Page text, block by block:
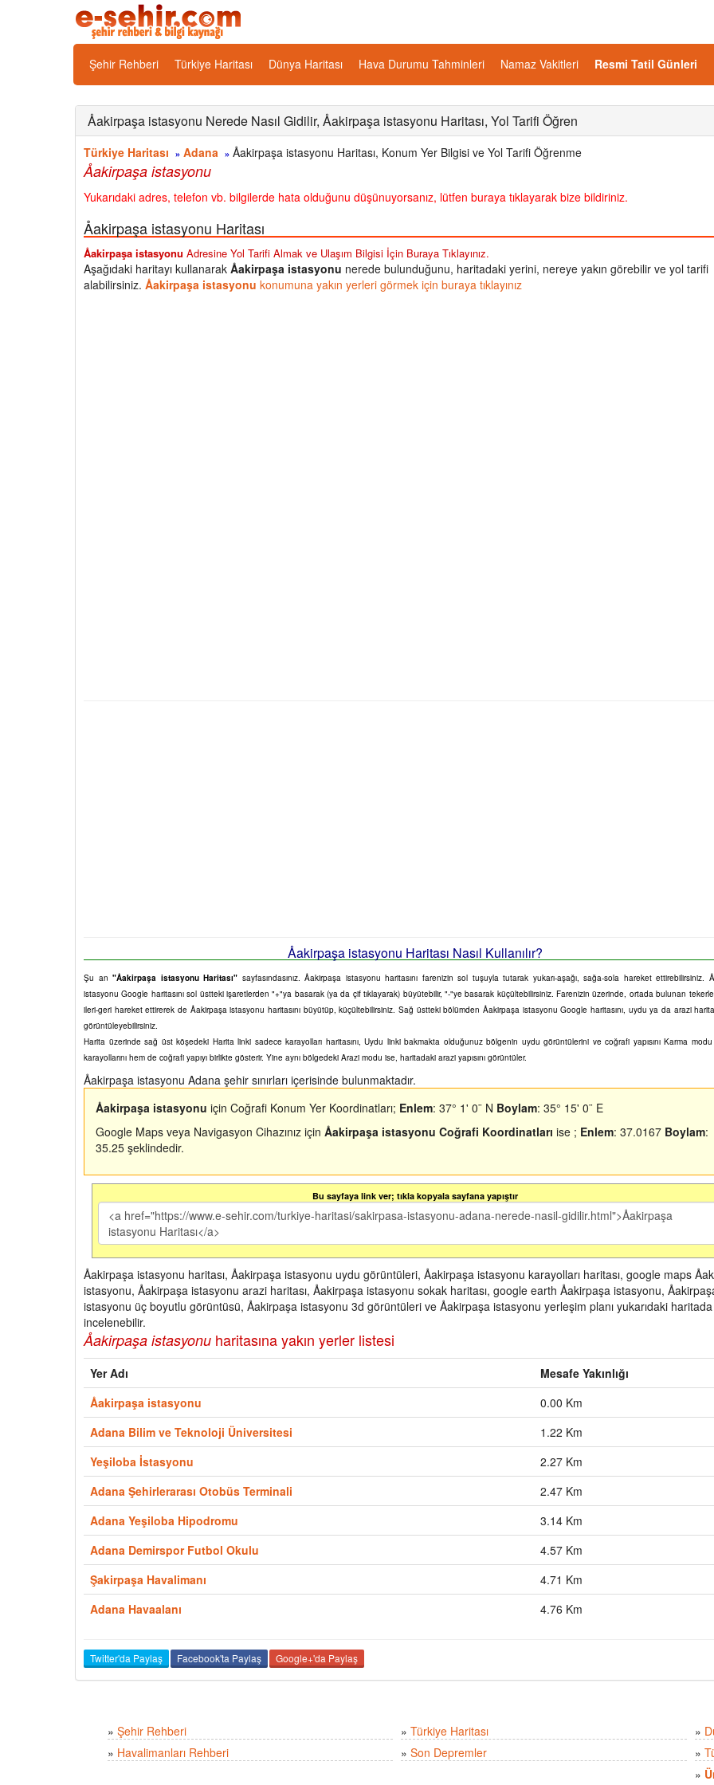
Şehir Rehberi Türkiye Haritası Dünya Haritası Hava Durumu Tahminleri Namaz Vakitleri Resmi Tatil Günleri
Åakirpaşa istasyonu Nerede Nasıl Gidilir, Åakirpaşa istasyonu Haritası, Yol Tarifi Öğren
Türkiye Haritası » Adana » Åakirpaşa istasyonu Haritası, Konum Yer Bilgisi ve Yol Tarifi Öğrenme
Åakirpaşa istasyonu
Yukarıdaki adres, telefon vb. bilgilerde hata olduğunu düşünuyorsanız, lütfen buraya tıklayarak bize bildiriniz.
Åakirpaşa istasyonu Haritası
Åakirpaşa istasyonu Adresine Yol Tarifi Almak ve Ulaşım Bilgisi İçin Buraya Tıklayınız.
Aşağıdaki haritayı kullanarak Åakirpaşa istasyonu nerede bulunduğunu, haritadaki yerini, nereye yakın görebilir ve yol tarifi
alabilirsiniz. Åakirpaşa istasyonu konumuna yakın yerleri görmek için buraya tıklayınız
Åakirpaşa istasyonu Haritası Nasıl Kullanılır?
Şu an"Åakirpaşa istasyonu Haritası" sayfasındasınız. Åakirpaşa istasyonu haritasını farenizin sol tuşuyla tutarak yukarı-aşağı, sağa-sola hareket ettirebilirsiniz.
istasyonu Google haritasını sol üstteki işaretlerden "+"ya basarak (ya da çif tıklayarak) büyütebilir, "-"ye basarak küçültebilirsiniz. Farenizin üzerinde, ortada bulunan
ileri-geri hareket ettirerek de Åakirpaşa istasyonu haritasını büyütüp, küçültebilirsiniz. Sağ üstteki bölümden Åakirpaşa istasyonu Google haritasını, uydu ya da arazi
görüntüleyebilirsiniz.
Harita üzerinde sağ üst köşedeki Harita linki sadece karayolları haritasını, Uydu linki bakmakta olduğunuz bölgenin uydu görüntülerini ve coğrafi yapısını Karma
karayollarını hem de coğrafi yapıyı birlikte gösterir. Yine aynı bölgedeki Arazi modu ise, haritadaki arazi yapısını görüntüler.
Åakirpaşa istasyonu Adana şehir sınırları içerisinde bulunmaktadır.
Åakirpaşa istasyonu için Coğrafi Konum Yer Koordinatları; Enlem: 37° 1' 0¨ N Boylam: 35° 15' 0¨ E
Google Maps veya Navigasyon Cihazınız için Åakirpaşa istasyonu Coğrafi Koordinatları ise ; Enlem: 37.0167 Boylam:
35.25 şeklindedir.
Bu sayfaya link ver; tıkla kopyala sayfana yapıştır
Åakirpaşa istasyonu haritası, Åakirpaşa istasyonu uydu görüntüleri, Åakirpaşa istasyonu karayolları haritası, google maps
istasyonu, Åakirpaşa istasyonu arazi haritası, Åakirpaşa istasyonu sokak haritası, google earth Åakirpaşa istasyonu,
istasyonu üç boyutlu görüntüsü, Åakirpaşa istasyonu 3d görüntüleri ve Åakirpaşa istasyonu yerleşim planı yukarıdaki haritada
incelenebilir.
Åakirpaşa istasyonu haritasına yakın yerler listesi
Yer Adı
Mesafe Yakınlığı
Åakirpaşa istasyonu
0.00 Km
Adana Bilim ve Teknoloji Üniversitesi
1.22 Km
Yeşiloba İstasyonu
2.27 Km
Adana Şehirlerarası Otobüs Terminali
2.47 Km
Adana Yeşiloba Hipodromu
3.14 Km
Adana Demirspor Futbol Okulu
4.57 Km
Şakirpaşa Havalimanı
4.71 Km
Adana Havaalanı
4.76 Km
Twitter'da Paylaş Facebook'ta Paylaş Google+'da Paylaş
» Şehir Rehberi » Türkiye Haritası »
» Havalimanları Rehberi » Son Depremler »
»